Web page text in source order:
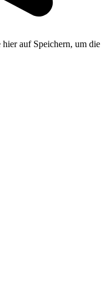
auf Speichern, um die